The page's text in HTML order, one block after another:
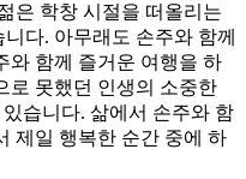
은 학창 시절을 떠올리는
다. 아무래도 손주와 함께
와 함께 즐거운 여행을 하
로 못했던 인생의 소중한
습니다. 삶에서 손주와 함
제일 행복한 순간 중에 하